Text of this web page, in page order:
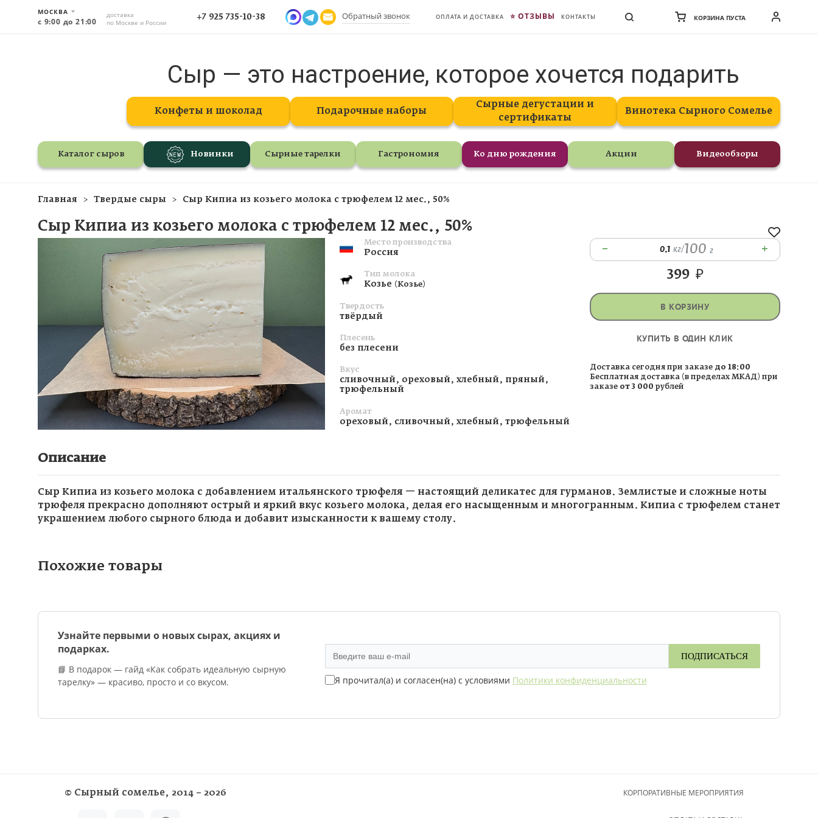
МОСКВА
с 9:00 до 21:00
доставка
по Москве и России
+7 925 735-10-38 Обратный звонок ОПЛАТА И ДОСТАВКА ОТЗЫВЫ КОНТАКТЫ КОРЗИНА ПУСТА
Сыр — это настроение, которое хочется подарить
Конфеты и шоколад Подарочные наборы
Сырные дегустации и
сертификаты
Винотека Сырного Сомелье
Каталог сыров Новинки Сырные тарелки Гастрономия Ко дню рождения Акции Видеообзоры
Главная Твердые сыры Сыр Кипиа из козьего молока с трюфелем 12 мес., 50%
Сыр Кипиа из козьего молока с трюфелем 12 мес., 50%
– 0.1 кг/100г +
399 ₽
В КОРЗИНУ
КУПИТЬ В ОДИН КЛИК
Доставка сегодня при заказе до 18:00
Бесплатная доставка (в пределах МКАД) при
заказе от 3 000 рублей
Место производства
Россия
Тип молока
Козье (Козье)
Твердость
твёрдый
Плесень
без плесени
Вкус
сливочный, ореховый, хлебный, пряный,
трюфельный
Аромат
ореховый, сливочный, хлебный, трюфельный
Описание
Сыр Кипиа из козьего молока с добавлением итальянского трюфеля — настоящий деликатес для гурманов. Землистые и сложные ноты
трюфеля прекрасно дополняют острый и яркий вкус козьего молока, делая его насыщенным и многогранным. Кипиа с трюфелем станет
украшением любого сырного блюда и добавит изысканности к вашему столу.
Похожие товары
Узнайте первыми о новых сырах, акциях и
подарках.
📘 В подарок — гайд «Как собрать идеальную сырную
тарелку» — красиво, просто и со вкусом.
ПОДПИСАТЬСЯ
Я прочитал(а) и согласен(на) с условиями Политики конфиденциальности
© Сырный сомелье, 2014 – 2026 КОРПОРАТИВНЫЕ МЕРОПРИЯТИЯ